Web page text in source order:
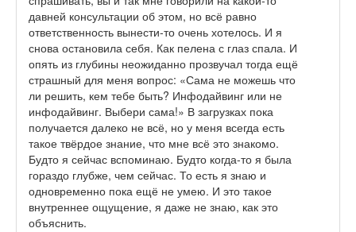
давней консультации об этом, но всё равно
ответственность вынести-то очень хотелось. И я
снова остановила себя. Как пелена с глаз спала. И
опять из глубины неожиданно прозвучал тогда ещё
страшный для меня вопрос: «Сама не можешь что
ли решить, кем тебе быть? Инфодайвинг или не
инфодайвинг. Выбери сама!» В загрузках пока
получается далеко не всё, но у меня всегда есть
такое твёрдое знание, что мне всё это знакомо.
Будто я сейчас вспоминаю. Будто когда-то я была
гораздо глубже, чем сейчас. То есть я знаю и
одновременно пока ещё не умею. И это такое
внутреннее ощущение, я даже не знаю, как это
объяснить.